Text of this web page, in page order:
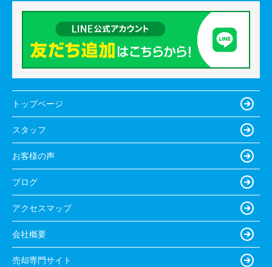
トップページ
スタッフ
お客様の声
ブログ
アクセスマップ
会社概要
売却専門サイト